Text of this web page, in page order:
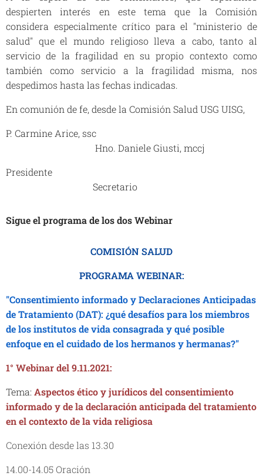
despierten interés en este tema que la Comisión
considera especialmente crítico para el "ministerio de
salud" que el mundo religioso lleva a cabo, tanto al
servicio de la fragilidad en su propio contexto como
también como servicio a la fragilidad misma, nos
despedimos hasta las fechas indicadas.
En comunión de fe, desde la Comisión Salud USG UISG,
P. Carmine Arice, ssc
Hno. Daniele Giusti, mccj
Presidente
Secretario
Sigue el programa de los dos Webinar
COMISIÓN SALUD
PROGRAMA WEBINAR:
"Consentimiento informado y Declaraciones Anticipadas
de Tratamiento (DAT): ¿qué desafíos para los miembros
de los institutos de vida consagrada y qué posible
enfoque en el cuidado de los hermanos y hermanas?"
1° Webinar del 9.11.2021:
Tema: Aspectos ético y jurídicos del consentimiento
informado y de la declaración anticipada del tratamiento
en el contexto de la vida religiosa
Conexión desde las 13.30
14.00-14.05 Oración